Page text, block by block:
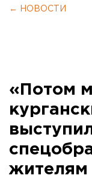
← НОВОСТИ
«Потом
жителям